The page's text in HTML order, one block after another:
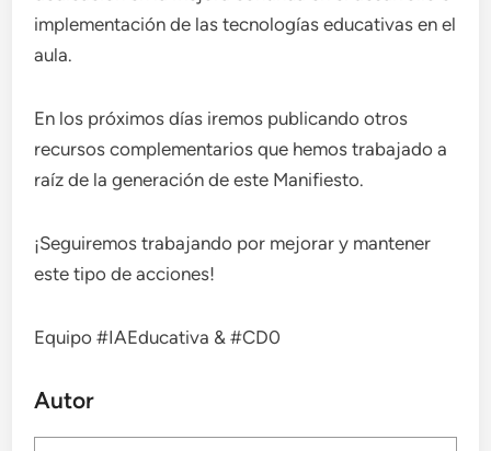
implementación de las tecnologías educativas en el
aula.
En los próximos días iremos publicando otros
recursos complementarios que hemos trabajado a
raíz de la generación de este Manifiesto.
¡Seguiremos trabajando por mejorar y mantener
este tipo de acciones!
Equipo #IAEducativa & #CD0
Autor